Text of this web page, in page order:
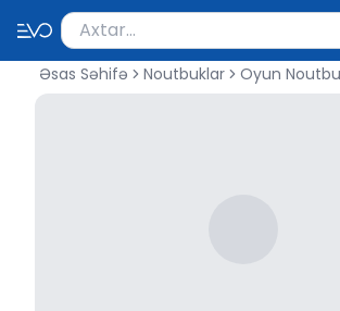
Məhsul axtar
Axtarış üçün ən azı 2 simvol
Əsas Səhifə Noutbuklar Oyun